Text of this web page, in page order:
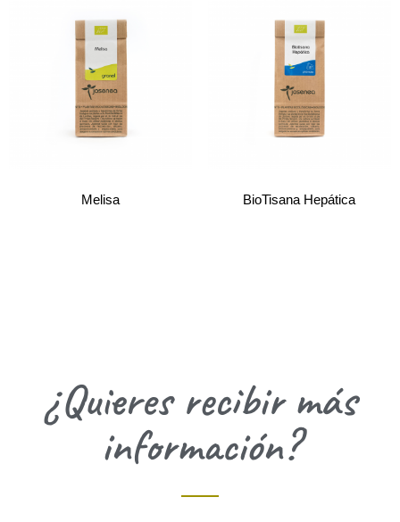
Melisa BioTisana Hepática
¿Quieres recibir más
información?